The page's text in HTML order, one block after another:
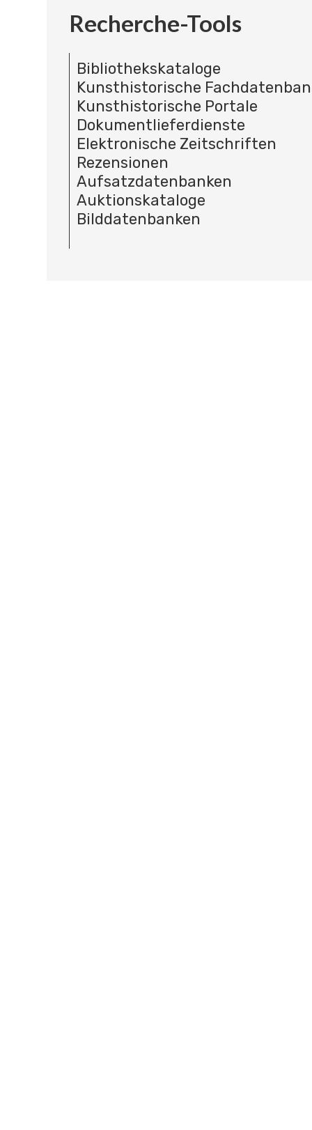
Recherche-Tools
Bibliothekskataloge
Kunsthistorische
Kunsthistorische Portale
Dokumentlieferdienste
Elektronische Zeitschriften
Rezensionen
Aufsatzdatenbanken
Auktionskataloge
Bilddatenbanken